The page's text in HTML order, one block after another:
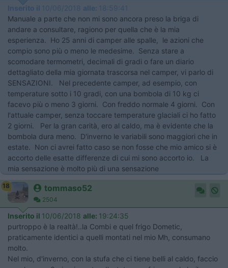
Inserito il 10/06/2018 alle: 18:59:41
Manuale a parte che non mi sono ancora preso la briga di
andare a consultare, ragiono per quella che è la mia
esperienza. Ho 25 anni di camper alle spalle, le azioni che
compio sono più o meno le medesime. Senza stare a
scomodare termometri, decimali di gradi o fare un diario
dettagliato della mia giornata trascorsa nel camper, vi parlo di
SENSAZIONI. Nel precedente camper, ad esempio, con
temperature sotto i 10 gradi, con una bombola di 10 kg ci
facevo più o meno 3 giorni. Con freddo normale 4 giorni. Con
l'attuale camper, senza toccare temperature glaciali ci ho fatto
2 giorni. Per la gran carità, ero al caldo, ma è evidente che la
bombola dura meno. D'inverno le variabili sono maggiori che in
estate. Non ci avrei fatto caso se non fosse che mio amico si è
accorto delle esatte differenze di cui mi sono accorto io. La
mia sensazione è molto più di una sensazione
18 tommaso52
2504
Inserito il 10/06/2018 alle: 19:24:35
purtroppo è la realtà!..la Combi e quel frigo Dometic,
praticamente identici a quelli montati nel mio Mh, consumano
molto.
Nel mio, d'inverno, con la stufa che ci tiene belli al caldo, faccio